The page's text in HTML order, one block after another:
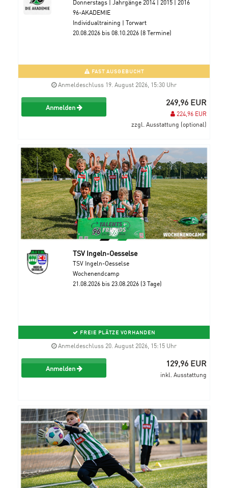
Donnerstags | Jahrgänge 2014 | 2015 | 2016
96-AKADEMIE
Individualtraining | Torwart
20.08.2026 bis 08.10.2026 (8 Termine)
FAST AUSGEBUCHT
Anmeldeschluss 19. August 2026, 15:30 Uhr
Anmelden 249,96 EUR
224,96 EUR
zzgl. Ausstattung (optional)
TSV Ingeln-Oesselse
TSV Ingeln-Oesselse
Wochenendcamp
21.08.2026 bis 23.08.2026 (3 Tage)
FREIE PLÄTZE VORHANDEN
Anmeldeschluss 20. August 2026, 15:15 Uhr
Anmelden 129,96 EUR
inkl. Ausstattung